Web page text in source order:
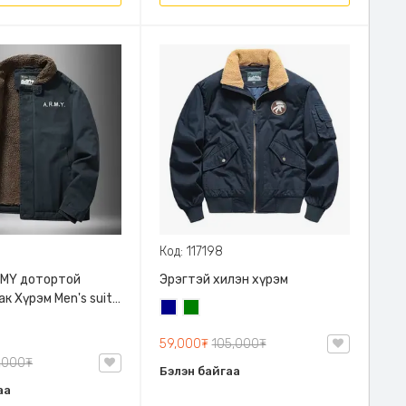
дотортой
Хүрэм Men's suit
XL-4XL хүртэл
чийг
сайн чанарын
Код: 117198
Эрэгтэй хилэн хүрэм
59,000₮105,000₮
Бэлэн байгаа